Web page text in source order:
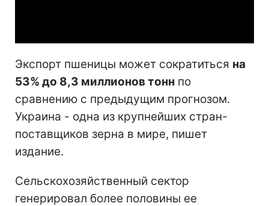
Экспорт пшеницы может сократиться на
53% до 8,3 миллионов тонн по
сравнению с предыдущим прогнозом.
Украина - одна из крупнейших стран-
поставщиков зерна в мире, пишет
издание.
Сельскохозяйственный сектор
генерировал более половины ее